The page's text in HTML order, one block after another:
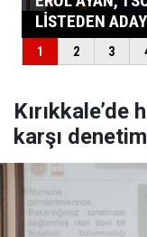
Kırıkkale’de
karşı